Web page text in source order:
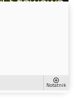
Notatnik